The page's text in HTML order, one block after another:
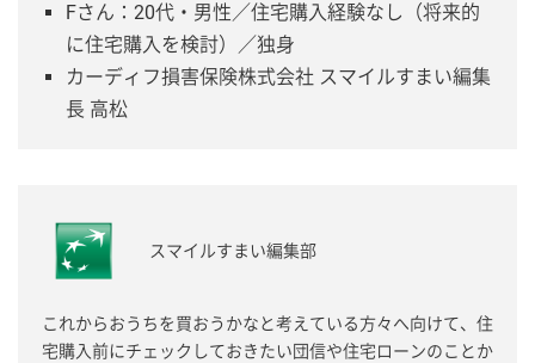
Fさん：20代・男性／住宅購入経験なし（将来的
に住宅購入を検討）／独身
カーディフ損害保険株式会社 スマイルすまい編集
長 高松
スマイルすまい編集部
これからおうちを買おうかなと考えている方々へ向けて、住
宅購入前にチェックしておきたい団信や住宅ローンのことか